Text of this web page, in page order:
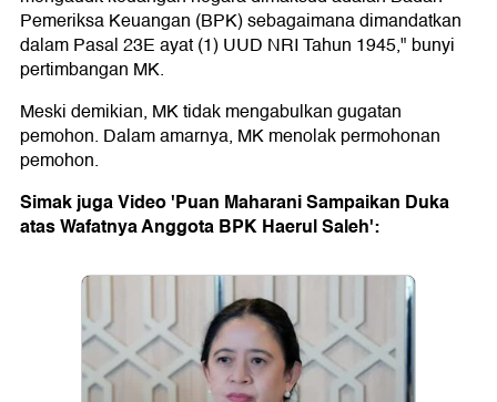
Pemeriksa Keuangan (BPK) sebagaimana dimandatkan
dalam Pasal 23E ayat (1) UUD NRI Tahun 1945," bunyi
pertimbangan MK.
Meski demikian, MK tidak mengabulkan gugatan
pemohon. Dalam amarnya, MK menolak permohonan
pemohon.
Simak juga Video 'Puan Maharani Sampaikan Duka
atas Wafatnya Anggota BPK Haerul Saleh':